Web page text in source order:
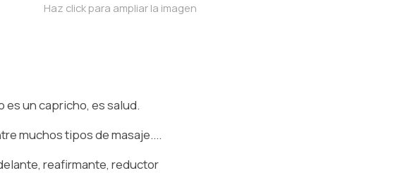
Haz click para ampliar la imagen
es un capricho, es salud.
muchos tipos de masaje....
reafirmante, reductor